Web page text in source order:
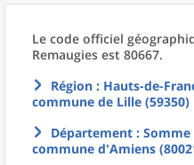
Le code officiel
Remaugies est 80667.
Région : Hauts-de-
commune de Lille (59350)
Département : Somme
commune d'Amiens